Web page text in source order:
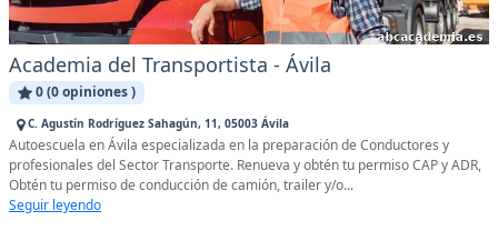
Academia del Transportista - Ávila
0 (0 opiniones )
C. Agustín Rodríguez Sahagún, 11, 05003 Ávila
Autoescuela en Ávila especializada en la preparación de Conductores y
profesionales del Sector Transporte. Renueva y obtén tu permiso CAP y ADR,
Obtén tu permiso de conducción de camión, trailer y/o...
Seguir leyendo